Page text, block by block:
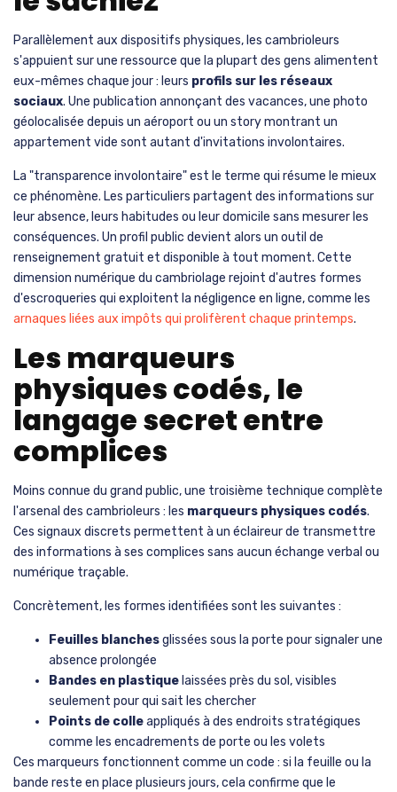
Parallèlement aux dispositifs physiques, les cambrioleurs
s'appuient sur une ressource que la plupart des gens alimentent
eux-mêmes chaque jour : leurs profils sur les réseaux
sociaux. Une publication annonçant des vacances, une photo
géolocalisée depuis un aéroport ou un story montrant un
appartement vide sont autant d'invitations involontaires.
La "transparence involontaire" est le terme qui résume le mieux
ce phénomène. Les particuliers partagent des informations sur
leur absence, leurs habitudes ou leur domicile sans mesurer les
conséquences. Un profil public devient alors un outil de
renseignement gratuit et disponible à tout moment. Cette
dimension numérique du cambriolage rejoint d'autres formes
d'escroqueries qui exploitent la négligence en ligne, comme les
arnaques liées aux impôts qui prolifèrent chaque printemps.
Les marqueurs
physiques codés, le
langage secret entre
complices
Moins connue du grand public, une troisième technique complète
l'arsenal des cambrioleurs : les marqueurs physiques codés.
Ces signaux discrets permettent à un éclaireur de transmettre
des informations à ses complices sans aucun échange verbal ou
numérique traçable.
Concrètement, les formes identifiées sont les suivantes :
Feuilles blanchesglissées sous la porte pour signaler une
absence prolongée
Bandes en plastique laissées près du sol, visibles
seulement pour qui sait les chercher
Points de colleappliqués à des endroits stratégiques
comme les encadrements de porte ou les volets
Ces marqueurs fonctionnent comme un code : si la feuille ou la
bande reste en place plusieurs jours, cela confirme que le